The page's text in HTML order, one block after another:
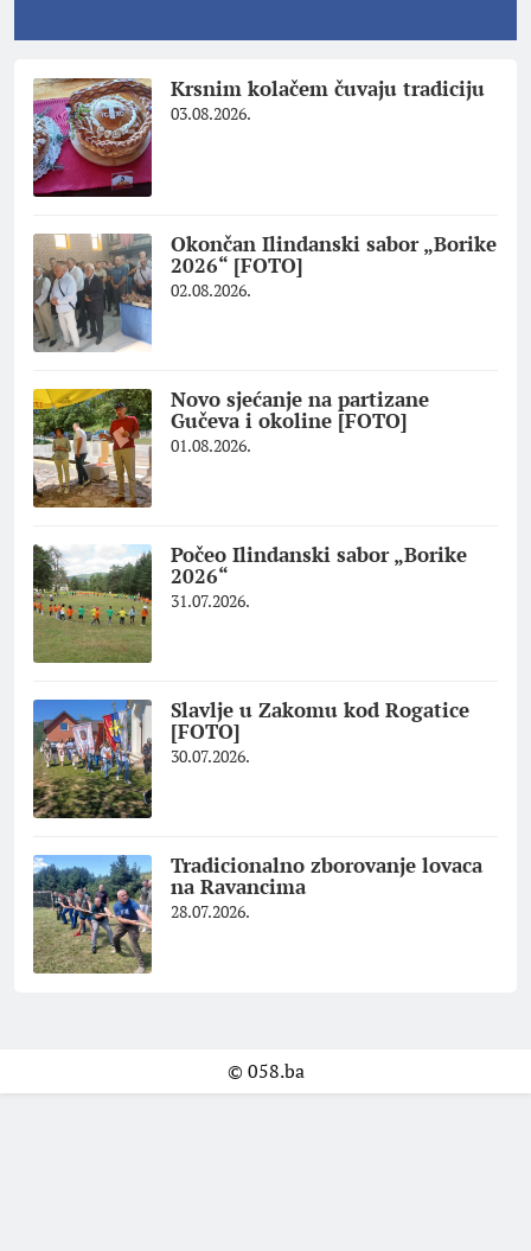
Krsnim kolačem čuvaju tradiciju
03.08.2026.
Okončan Ilindanski sabor „Borike
2026“ [FOTO]
02.08.2026.
Novo sjećanje na partizane
Gučeva i okoline [FOTO]
01.08.2026.
Počeo Ilindanski sabor „Borike
2026“
31.07.2026.
Slavlje u Zakomu kod Rogatice
[FOTO]
30.07.2026.
Tradicionalno zborovanje lovaca
na Ravancima
28.07.2026.
© 058.ba